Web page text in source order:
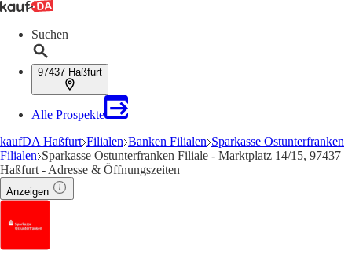
Suchen
97437 Haßfurt
Alle Prospekte
kaufDA Haßfurt Filialen Banken Filialen Sparkasse Ostunterfranken
Filialen Sparkasse Ostunterfranken Filiale - Marktplatz 14/15, 97437
Haßfurt - Adresse & Öffnungszeiten
Anzeigen